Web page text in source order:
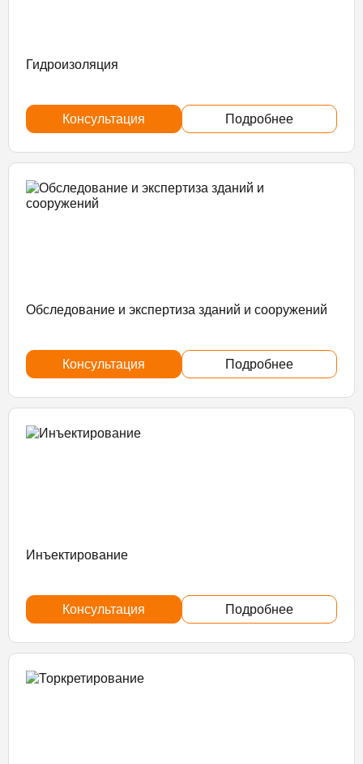
Гидроизоляция
Консультация Подробнее
Обследование и экспертиза зданий и сооружений
Консультация Подробнее
Инъектирование
Консультация Подробнее